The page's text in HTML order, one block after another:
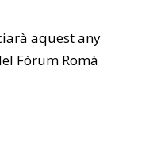
aquest any
Fòrum Romà